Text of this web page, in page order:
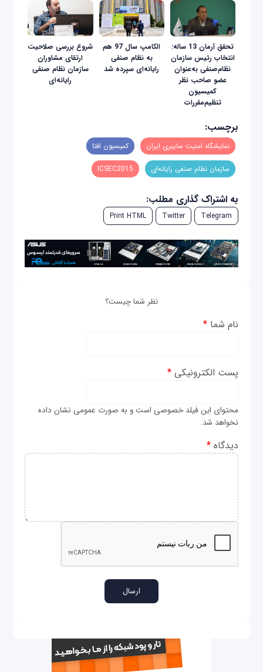
تحقق آرمان 13 ساله:
انتخاب رئیس سازمان
نظام‌صنفی به‌عنوان
عضو صاحب نظر
کمیسیون
تنظیم‌مقررات‌
الکامپ سال 97 هم
به نظام صنفی
رایانه‌ای سپرده شد
شروع بررسی صلاحیت
ارتقای مشاوران
سازمان نظام صنفی
رایانه‌ای
برچسب:
نمایشگاه امنیت سایبری ایران کمیسیون افتا
سازمان نظام صنفی رایانه‌ای ICSEC2015
به اشتراک گذاری مطلب:
Telegram
Twitter
Print HTML
نظر شما چیست؟
نام شما*
پست الکترونیکی*
محتوای این فیلد خصوصی است و به صورت عمومی نشان داده
نخواهد شد.
دیدگاه*